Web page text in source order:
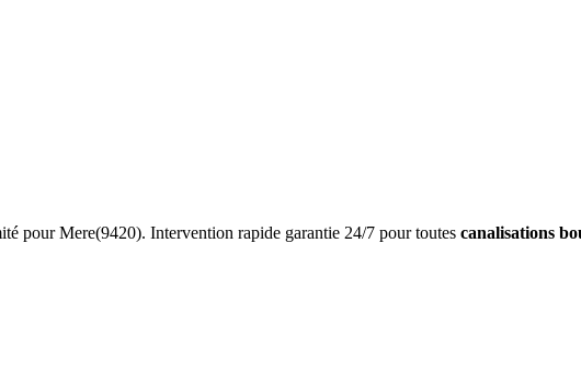
pour Mere(9420). Intervention rapide garantie 24/7 pour toutes canalisations